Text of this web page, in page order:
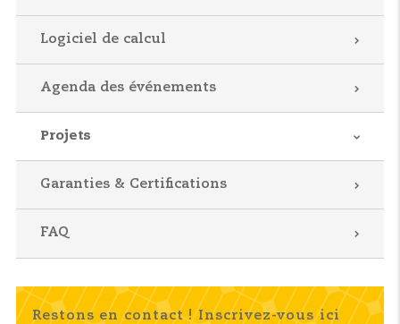
Logiciel de calcul
Agenda des événements
Projets
Garanties & Certifications
FAQ
Restons en contact ! Inscrivez-vous ici